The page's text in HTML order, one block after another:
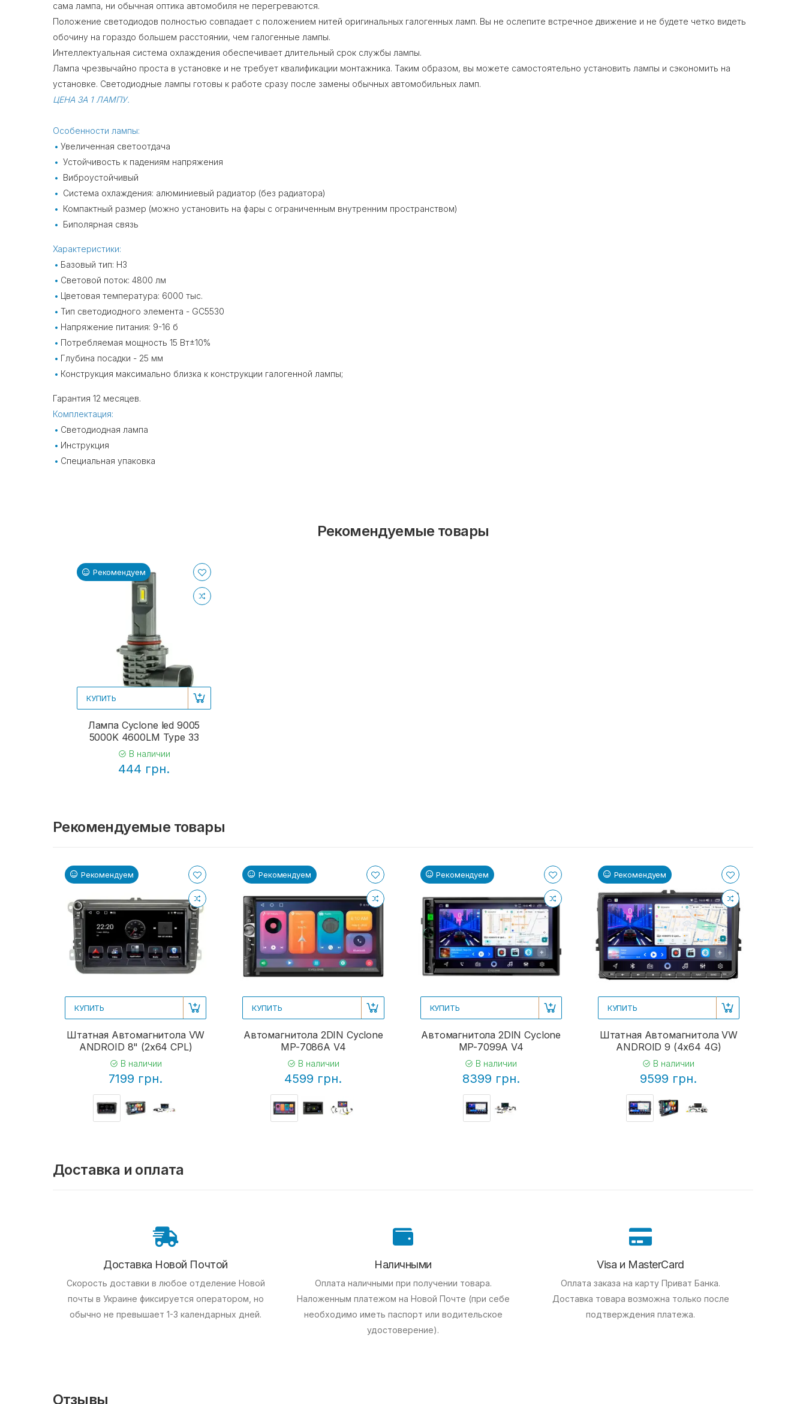
сама лампа, ни обычная оптика автомобиля не перегреваются.
Положение светодиодов полностью совпадает с положением нитей оригинальных галогенных ламп. Вы не ослепите встречное движение и не будете четко видеть
обочину на гораздо большем расстоянии, чем галогенные лампы.
Интеллектуальная система охлаждения обеспечивает длительный срок службы лампы.
Лампа чрезвычайно проста в установке и не требует квалификации монтажника. Таким образом, вы можете самостоятельно установить лампы и сэкономить на
установке. Светодиодные лампы готовы к работе сразу после замены обычных автомобильных ламп.
ЦЕНА ЗА 1 ЛАМПУ.
Особенности лампы:
Увеличенная светоотдача
Устойчивость к падениям напряжения
Виброустойчивый
Система охлаждения: алюминиевый радиатор (без радиатора)
Компактный размер (можно установить на фары с ограниченным внутренним пространством)
Биполярная связь
Характеристики:
Базовый тип: H3
Световой поток: 4800 лм
Цветовая температура: 6000 тыс.
Тип светодиодного элемента - GC5530
Напряжение питания: 9-16 б
Потребляемая мощность 15 Вт±10%
Глубина посадки - 25 мм
Конструкция максимально близка к конструкции галогенной лампы;
Гарантия 12 месяцев.
Комплектация:
Светодиодная лампа
Инструкция
Специальная упаковка
Рекомендуемые товары
Рекомендуем
КУПИТЬ
Лампа Cyclone led 9005
5000K 4600LM Type 33
В наличии
444 грн.
Рекомендуемые товары
Рекомендуем
КУПИТЬ
Штатная Автомагнитола VW
ANDROID 8" (2x64 CPL)
В наличии
7199 грн.
Рекомендуем
КУПИТЬ
Автомагнитола 2DIN Cyclone
MP-7086A V4
В наличии
4599 грн.
Рекомендуем
КУПИТЬ
Автомагнитола 2DIN Cyclone
MP-7099A V4
В наличии
8399 грн.
Рекомендуем
КУПИТЬ
Штатная Автомагнитола VW
ANDROID 9 (4x64 4G)
В наличии
9599 грн.
Доставка и оплата
Доставка Новой Почтой
Скорость доставки в любое отделение Новой
почты в Украине фиксируется оператором, но
обычно не превышает 1-3 календарных дней.
Наличными
Оплата наличными при получении товара.
Наложенным платежом на Новой Почте (при себе
необходимо иметь паспорт или водительское
удостоверение).
Visa и MasterCard
Оплата заказа на карту Приват Банка.
Доставка товара возможна только после
подтверждения платежа.
Отзывы